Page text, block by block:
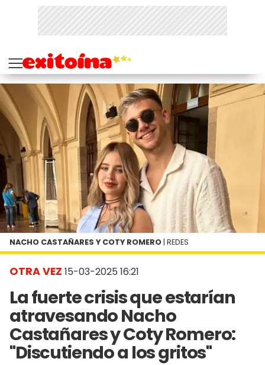
OTRA VEZ 15-03-2025 16:21
La fuerte crisis que estarían
atravesando Nacho
Castañares y Coty Romero:
"Discutiendo a los gritos"
NACHO CASTAÑARES Y COTY ROMERO | REDES